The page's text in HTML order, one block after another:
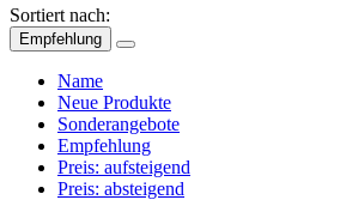
Sortiert nach:
Empfehlung
Name
Neue Produkte
Sonderangebote
Empfehlung
Preis: aufsteigend
Preis: absteigend